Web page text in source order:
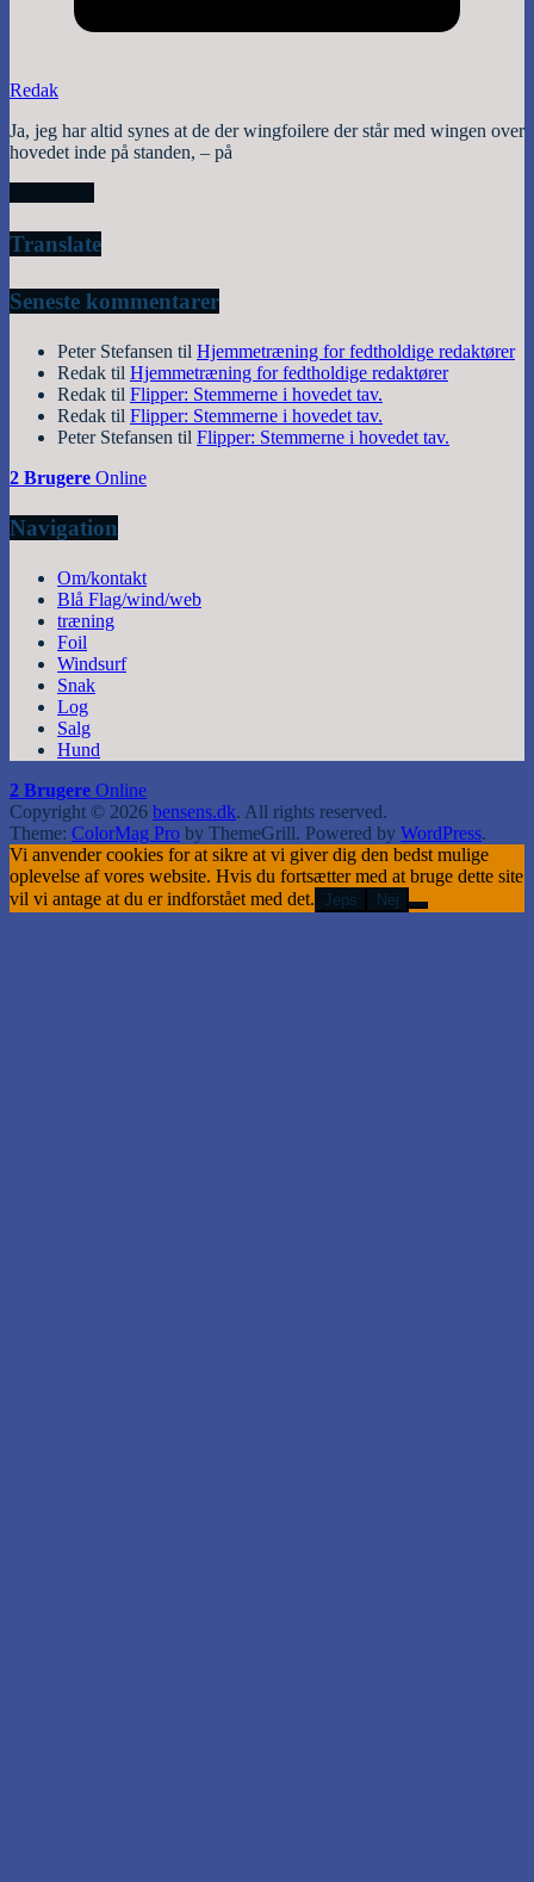
Redak
Ja, jeg har altid synes at de der wingfoilere der står med wingen over
hovedet inde på standen, – på
Translate
Seneste kommentarer
Peter Stefansen til Hjemmetræning for fedtholdige redaktører
Redak til Hjemmetræning for fedtholdige redaktører
Redak til Flipper: Stemmerne i hovedet tav.
Redak til Flipper: Stemmerne i hovedet tav.
Peter Stefansen til Flipper: Stemmerne i hovedet tav.
2 Brugere Online
Navigation
Om/kontakt
Blå Flag/wind/web
træning
Foil
Windsurf
Snak
Log
Salg
Hund
2 Brugere Online
Copyright © 2026 bensens.dk. All rights reserved.
Theme: ColorMag Pro by ThemeGrill. Powered by WordPress.
Vi anvender cookies for at sikre at vi giver dig den bedst mulige
oplevelse af vores website. Hvis du fortsætter med at bruge dette site
vil vi antage at du er indforstået med det. Jeps Nej